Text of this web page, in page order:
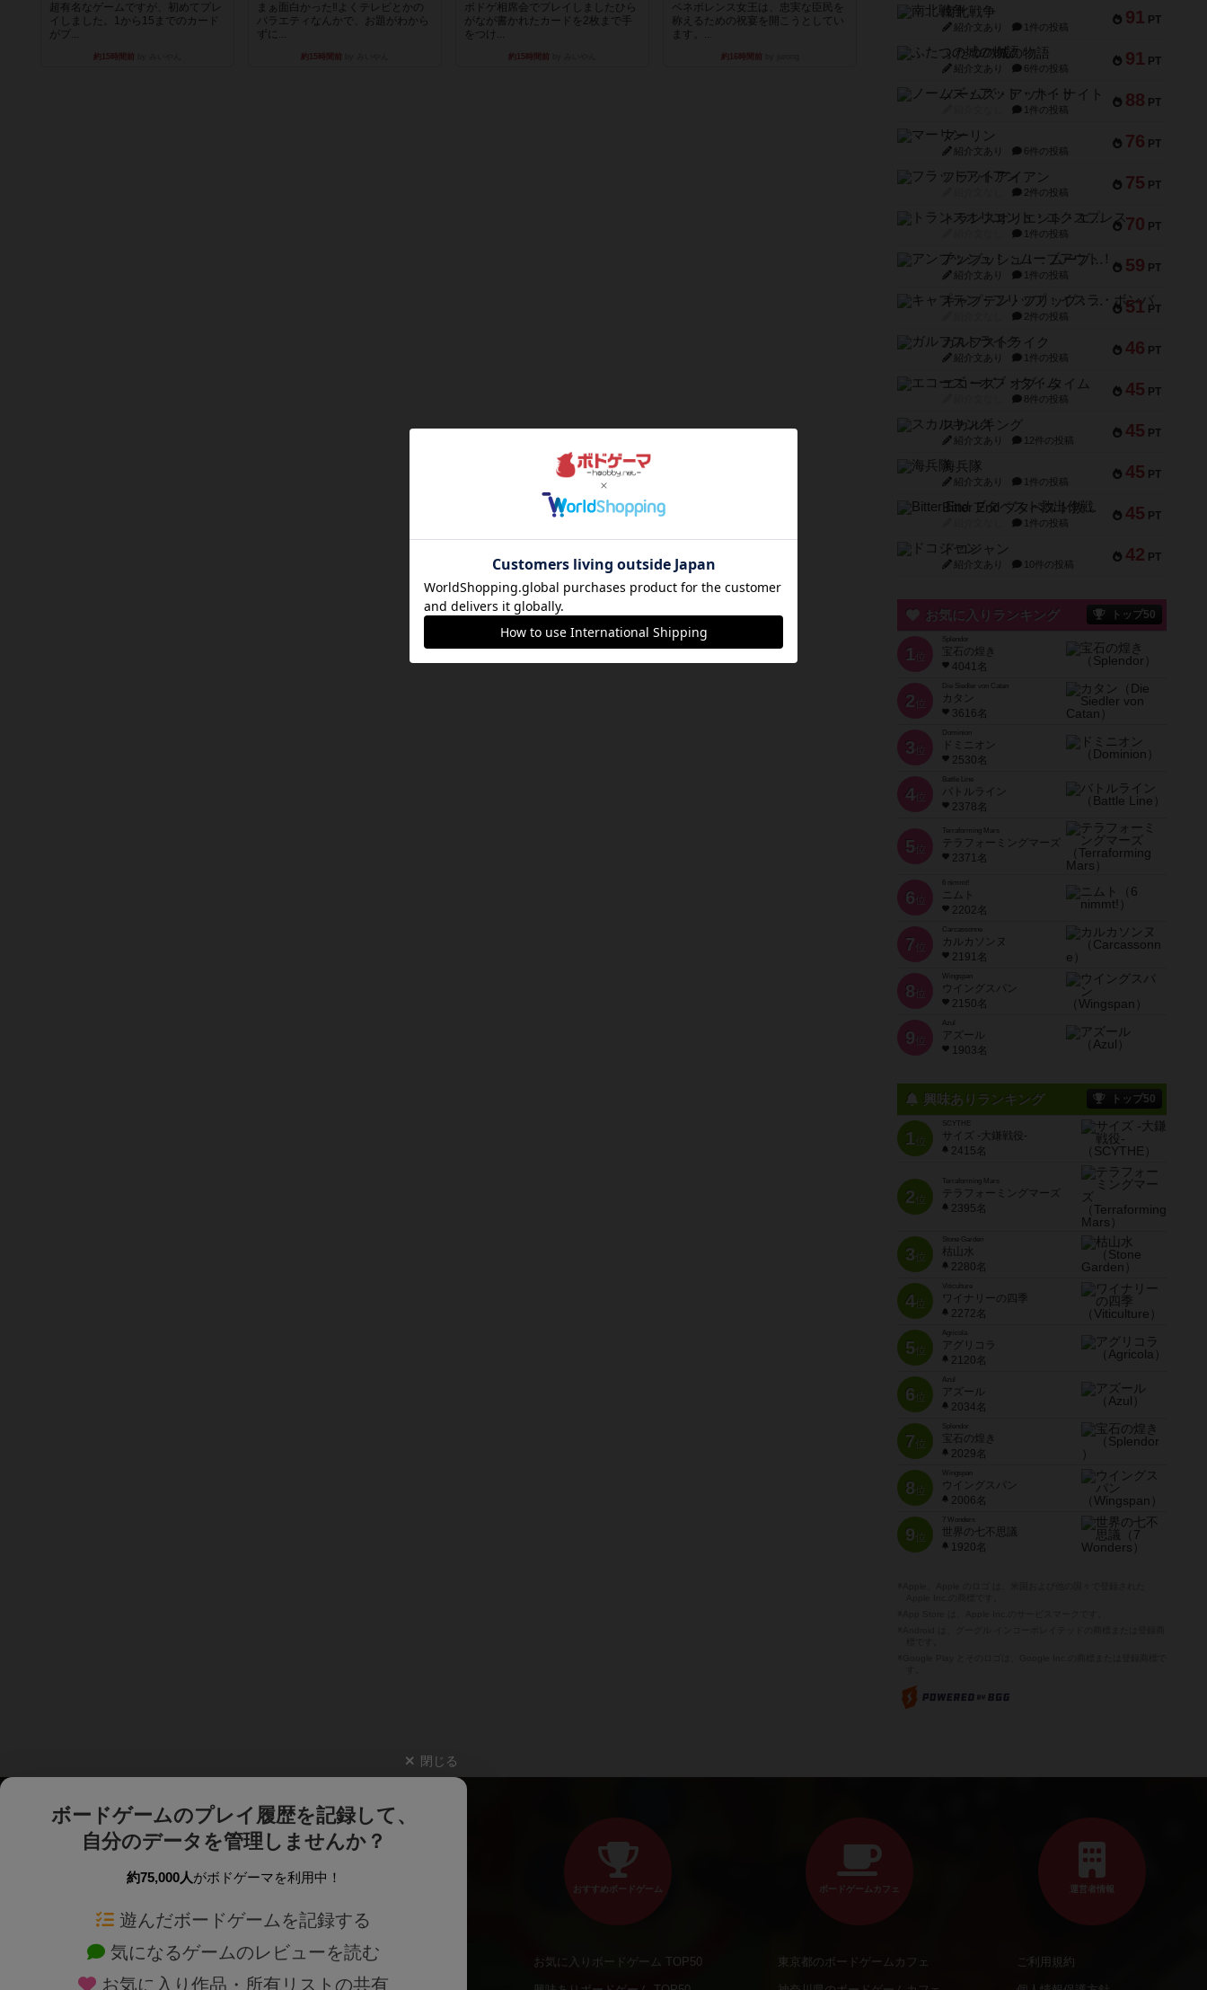
超有名なゲームですが、初めてプレ
イしました。1から15までのカード
がプ...
約15時間前
まぁ面白かった‼️よくテレビとかの
バラエティなんかで、お題がわから
ずに...
約15時間前
ボドゲ相席会でプレイしましたひら
がなが書かれたカードを2枚まで手
をつけ...
約15時間前
ベネボレンス女王は、忠実な臣民を
称えるための祝宴を開こうとしてい
ます。...
約16時間前
91 PT
南北戦争
紹介文あり 1件の投稿
91 PT
ふたつの城の物語
紹介文あり 6件の投稿
88 PT
ノームズ・アット・ナイト
1件の投稿
76 PT
マーリン
紹介文あり 6件の投稿
75 PT
フラットアイアン
2件の投稿
70 PT
トランスオリエント・エクスプレス
1件の投稿
59 PT
アンブッシュ！：ムーブアウト！
紹介文あり 1件の投稿
51 PT
キャプテン・フリップ：イスラ・ボンバ
2件の投稿
46 PT
ガルフストライク
紹介文あり 1件の投稿
45 PT
エコーズ・オブ・タイム
8件の投稿
45 PT
スカルキング
紹介文あり 12件の投稿
45 PT
海兵隊
紹介文あり 1件の投稿
45 PT
Bitter End ブタペスト救出作戦
1件の投稿
42 PT
ドコジャン
紹介文あり 10件の投稿
お気に入りランキング トップ50
1 位
宝石の煌き
4041名
2 位
Die Siedler von Catan
カタン
3616名
3 位
ドミニオン
2530名
4位
Battle Line
バトルライン
2378名
5 位
Terraforming Mars
テラフォーミングマーズ
2371名
6 位
ニムト
2202名
7 位
Carcassonne
カルカソンヌ
2191名
8 位
Wingspan
ウイングスパン
2150名
9 位
Azul
アズール
1903名
興味ありランキング トップ50
1位
SCYTHE
サイズ -大鎌戦役-
2415名
2位
Terraforming Mars
テラフォーミングマーズ
2395名
3位
Stone Garden
枯山水
2280名
4位
Viticulture
ワイナリーの四季
2272名
5位
Agricola
アグリコラ
2120名
6位
Azul
アズール
2034名
7位
宝石の煌き
2029名
8位
Wingspan
ウイングスパン
2006名
9位
7 Wonders
世界の七不思議
1920名
閉じる
ボードゲームのプレイ履歴を記録して、
自分のデータを管理しませんか？
約75,000人がボドゲーマを利用中！
遊んだボードゲームを記録する
気になるゲームのレビューを読む
お気に入り作品・所有リストの共有
ボードゲームを検索する 新作・再入荷情報
おすすめボードゲーム
お気に入りボードゲーム TOP50
ボードゲームカフェ
東京都のボードゲームカフェ
運営者情報
ご利用規約